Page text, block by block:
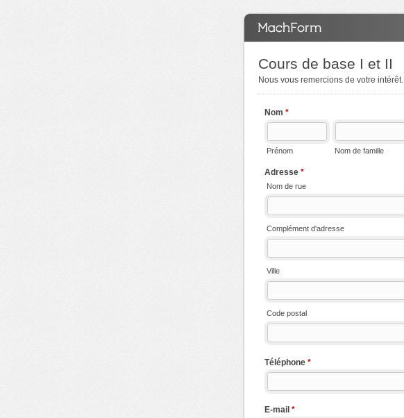
Cours de base I et II
Nous vous remercions de votre intérêt.
Nom *
Prénom Nom de famille
Adresse *
Nom de rue
Complément d'adresse
Ville
Code postal
Téléphone *
E-mail *